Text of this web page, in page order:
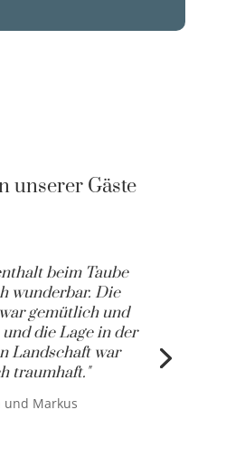
unserer Gäste
beim Taube
wunderbar. Die
gemütlich und
die Lage in der
Landschaft war
traumhaft."
und Markus